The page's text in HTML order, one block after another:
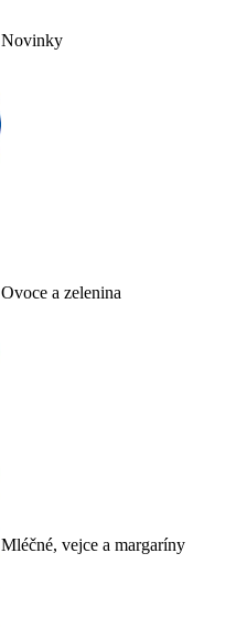
Novinky
Ovoce a zelenina
Mléčné, vejce a margaríny